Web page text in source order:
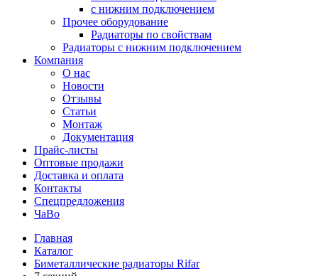
с нижним подключением
Прочее оборудование
Радиаторы по свойствам
Радиаторы с нижним подключением
Компания
О нас
Новости
Отзывы
Статьи
Монтаж
Документация
Прайс-листы
Оптовые продажи
Доставка и оплата
Контакты
Спецпредложения
ЧаВо
Главная
Каталог
Биметаллические радиаторы Rifar